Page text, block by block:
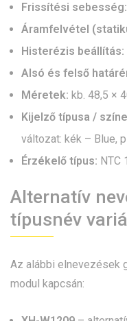
Frissítési sebesség:
Áramfelvétel
Histerézis beállítás:
Alsó és felső
Méretek: kb. 48,5 ×
Kijelző típusa /
változat: kék – Blue,
Érzékelő típus: NTC
Alternatív
típusnév
Az alábbi elnevezések
modul kapcsán: